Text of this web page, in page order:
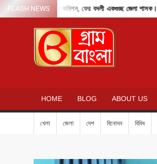
Skip
to
FLASH NEWS
মোডে নির্বাচন কমিশন, ফের বদলী একগুচ্ছ জেলা শাসক।
HOME BLOG ABOUT US
খেলা জেলা দেশ বিনোদন বিবিধ